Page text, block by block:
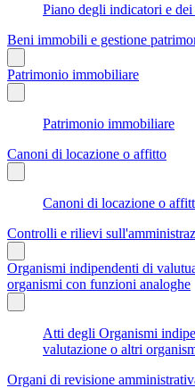
Piano degli indicatori e
Beni immobili e gestione
Patrimonio immobiliare
Patrimonio immobiliare
Canoni di locazione o affitto
Canoni di locazione o
Controlli e rilievi
Organismi indipendenti di
organismi con funzioni analoghe
Atti degli Organismi
valutazione o altri
Organi di revisione